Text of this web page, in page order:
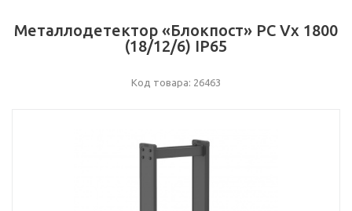
Металлодетектор «Блокпост» PC Vx 1800
(18/12/6) IP65
Код товара: 26463